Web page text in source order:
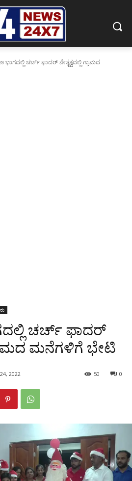
ಭಾಗದಲ್ಲಿ ಚರ್ಚ್ ಫಾದರ್ ನೇತೃತ್ವದಲ್ಲಿ ಗ್ರಾಮದ
ಚರ್ಚ್ ಫಾದರ್
ಮನೆಗಳಿಗೆ ಭೇಟಿ
2022 0
50